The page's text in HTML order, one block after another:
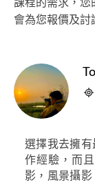
課程的需求，您
會為您報價及討
選擇我去擁有
作經驗，而
影，風景攝